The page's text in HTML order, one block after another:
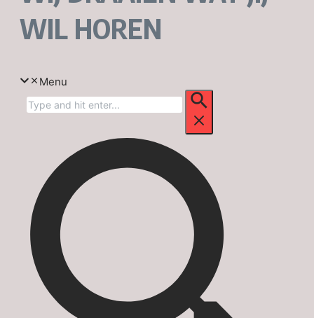
WIL HOREN
Menu
Zoek
naar: